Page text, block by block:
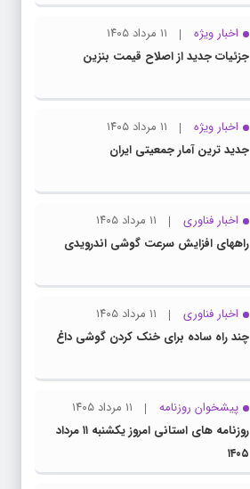
اخبار ویژه
۱۱ مرداد ۱۴۰۵
جزئیات جدید از اصلاح قیمت بنزین
اخبار ویژه
۱۱ مرداد ۱۴۰۵
جدید ترین آمار جمعیتی ایران
اخبار فناوری
۱۱ مرداد ۱۴۰۵
راههای افزایش سرعت گوشی اندرویدی
اخبار فناوری
۱۱ مرداد ۱۴۰۵
چند راه‌ ساده برای خنک کردن گوشی داغ
پیشخوان روزنامه
۱۱ مرداد ۱۴۰۵
روزنامه های استانی امروز یکشنبه ۱۱ مرداد
۱۴۰۵